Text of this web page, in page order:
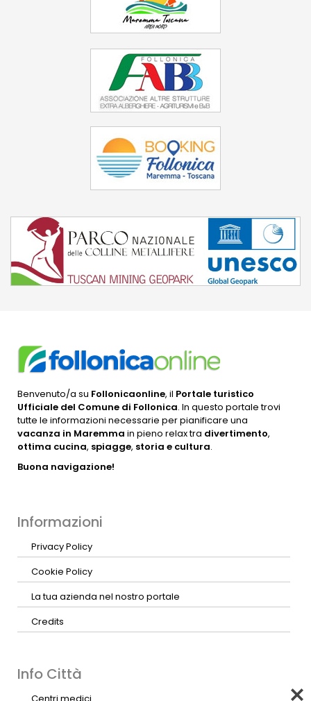
Benvenuto/a su Follonicaonline, il Portale turistico
Ufficiale del Comune di Follonica. In questo portale trovi
tutte le informazioni necessarie per pianificare una
vacanza in Maremma in pieno relax tra divertimento,
ottima cucina, spiagge, storia e cultura.
Buona navigazione!
Informazioni
Privacy Policy
Cookie Policy
La tua azienda nel nostro portale
Credits
Info Città
Centri medici